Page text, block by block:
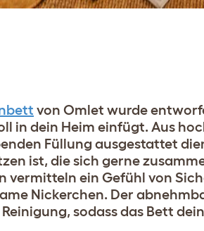
von Omlet wurde
in dein Heim einfügt. Aus
Füllung ausgestattet
ist, die sich gerne
vermitteln ein Gefühl von
Nickerchen. Der
sodass das Bett